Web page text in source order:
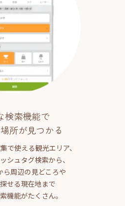
検索機能で
所が見つかる
で使える観光エリア、
シュタグ検索から、
ら周辺の見どころや
せる現在地まで
機能がたくさん。